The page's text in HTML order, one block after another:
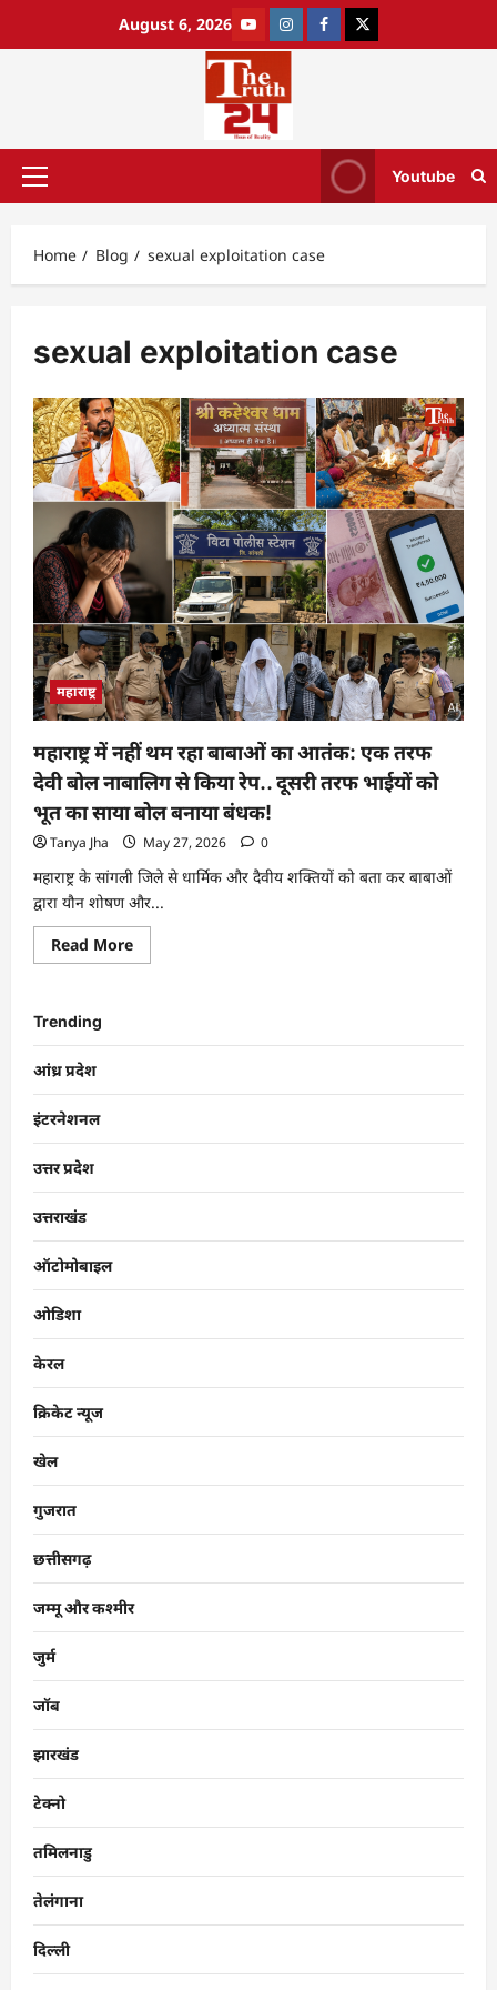
August 6, 2026
Youtube
Home Blog sexual exploitation case
sexual exploitation case
महाराष्ट्र
महाराष्ट्र में नहीं थम रहा बाबाओं का आतंक: एक तरफ
देवी बोल नाबालिग से किया रेप.. दूसरी तरफ भाईयों को
भूत का साया बोल बनाया बंधक!
Tanya Jha May 27, 2026 0
महाराष्ट्र के सांगली जिले से धार्मिक और दैवीय शक्तियों को बता कर बाबाओं
द्वारा यौन शोषण और...
Read More
Trending
आंध्र प्रदेश
इंटरनेशनल
उत्तर प्रदेश
उत्तराखंड
ऑटोमोबाइल
ओडिशा
केरल
क्रिकेट न्यूज
खेल
गुजरात
छत्तीसगढ़
जम्मू और कश्मीर
जुर्म
जॉब
झारखंड
टेक्नो
तमिलनाडु
तेलंगाना
दिल्ली